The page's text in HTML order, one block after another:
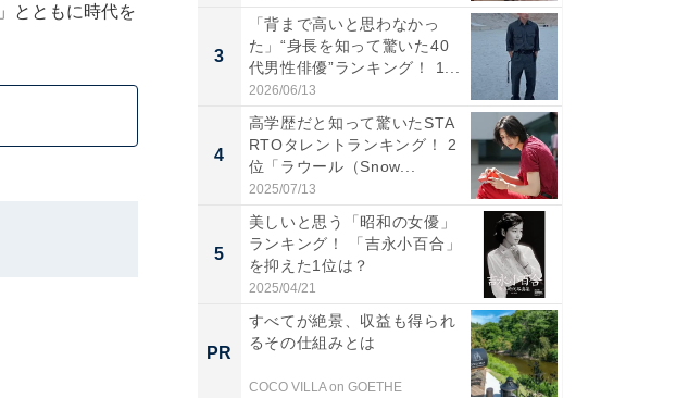
とともに時代を
3
「背まで高いと思わなかっ
た」“身長を知って驚いた40
代男性俳優”ランキング！ 1...
2026/06/13
4
高学歴だと知って驚いたSTA
RTOタレントランキング！ 2
位「ラウール（Snow...
2025/07/13
5
美しいと思う「昭和の女優」
ランキング！ 「吉永小百合」
を抑えた1位は？
2025/04/21
PR
すべてが絶景、収益も得られ
るその仕組みとは
COCO VILLA on GOETHE